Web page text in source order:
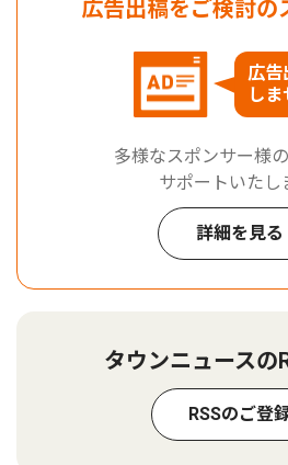
広告出稿をご検討の
広告
しま
多様なスポンサー様
サポートいたし
詳細を見る
タウンニュースの
RSSのご登